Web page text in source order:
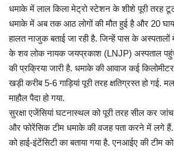
धमाके में लाल किला मेट्रो स्टेशन के शीशे पूरी तरह
धमाके में अब तक आठ लोगों की मौत हुई है और 20
हालत नाजुक बताई जा रही है. जिन्हें पास के अस्पतालों
के शव लोक नायक जयप्रकाश (LNJP) अस्पताल
की प्रक्रिया जारी है. धमाके की आवाज कई
खड़ी करीब 5-6 गाड़ियां पूरी तरह क्षतिग्रस्त हो गई.
माहौल पैदा हो गया.
सुरक्षा एजेंसियां घटनास्थल को पूरी तरह सील कर
और फोरेंसिक टीम धमाके की वजह पता करने में लगे हैं.
को हाई-इंटेंसिटी का बताया गया है. एनआईए की टीम